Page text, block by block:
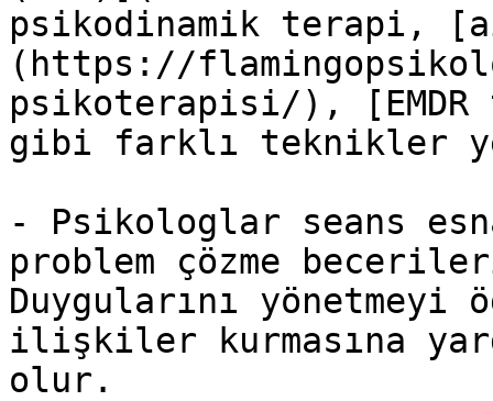
psikodinamik terapi,
(https://
psikoterapisi/),
gibi farklı teknikler
- Psikologlar seans
problem çözme
Duygularını yönetmeyi
ilişkiler kurmasına
olur.